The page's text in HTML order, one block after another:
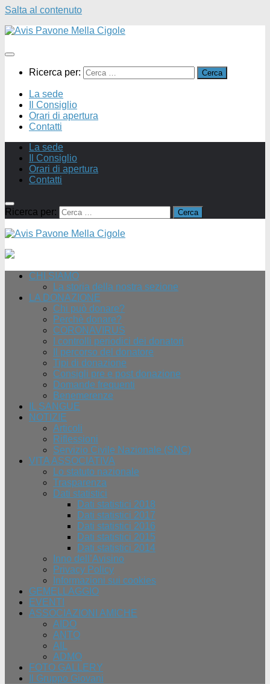
Salta al contenuto
Ricerca per:
La sede
Il Consiglio
Orari di apertura
Contatti
La sede
Il Consiglio
Orari di apertura
Contatti
Ricerca per:
CHI SIAMO
La storia della nostra sezione
LA DONAZIONE
Chi può donare?
Perchè donare?
CORONAVIRUS
I controlli periodici dei donatori
Il percorso del donatore
Tipi di donazione
Consigli pre e post donazione
Domande frequenti
Benemerenze
IL SANGUE
NOTIZIE
Articoli
Riflessioni
Servizio Civile Nazionale (SNC)
VITA ASSOCIATIVA
Lo statuto nazionale
Trasparenza
Dati statistici
Dati statistici 2018
Dati statistici 2017
Dati statistici 2016
Dati statistici 2015
Dati statistici 2014
Inno dell’Avisino
Privacy Policy
Informazioni sui cookies
GEMELLAGGIO
EVENTI
ASSOCIAZIONI AMICHE
AIDO
ANTO
AIL
ADMO
FOTO GALLERY
Il Gruppo Giovani